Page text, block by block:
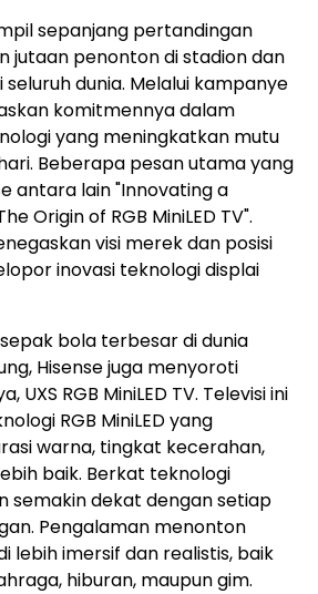
sepanjang pertandingan
jutaan penonton di stadion dan
dunia. Melalui kampanye
komitmennya dalam
yang meningkatkan mutu
Beberapa pesan utama yang
antara lain "Innovating a
Origin of RGB MiniLED TV".
visi merek dan posisi
inovasi teknologi displai
bola terbesar di dunia
Hisense juga menyoroti
UXS RGB MiniLED TV. Televisi ini
RGB MiniLED yang
warna, tingkat kecerahan,
baik. Berkat teknologi
semakin dekat dengan setiap
Pengalaman menonton
lebih imersif dan realistis, baik
hiburan, maupun gim.